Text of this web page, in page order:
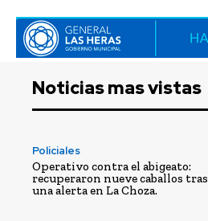
Noticias mas vistas
Policiales
Operativo contra el abigeato:
recuperaron nueve caballos tras
una alerta en La Choza.